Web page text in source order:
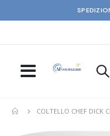
COLTELLO CHEF DICK